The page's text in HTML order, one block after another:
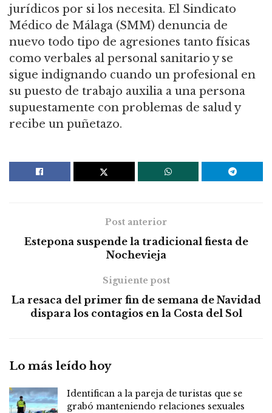
jurídicos por si los necesita. El Sindicato
Médico de Málaga (SMM) denuncia de
nuevo todo tipo de agresiones tanto físicas
como verbales al personal sanitario y se
sigue indignando cuando un profesional en
su puesto de trabajo auxilia a una persona
supuestamente con problemas de salud y
recibe un puñetazo.
Post anterior
Estepona suspende la tradicional fiesta de
Nochevieja
Siguiente post
La resaca del primer fin de semana de Navidad
dispara los contagios en la Costa del Sol
Lo más leído hoy
Identifican a la pareja de turistas que se
grabó manteniendo relaciones sexuales